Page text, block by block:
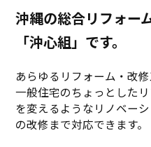
沖縄の総合リフォー
「沖心組」です。
あらゆるリフォーム・改
一般住宅のちょっとした
を変えるようなリノベー
の改修まで対応できます。